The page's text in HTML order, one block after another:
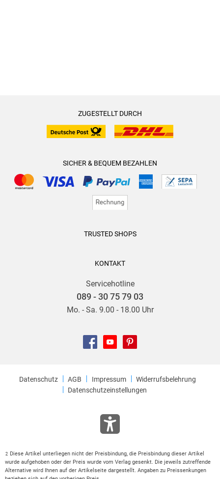
ZUGESTELLT DURCH
SICHER & BEQUEM BEZAHLEN
TRUSTED SHOPS
KONTAKT
Servicehotline
089 - 30 75 79 03
Mo. - Sa. 9.00 - 18.00 Uhr
Datenschutz AGB Impressum
Widerrufsbelehrung
Datenschutzeinstellungen
2
Diese Artikel unterliegen nicht der Preisbindung, die Preisbindung dieser Artikel
wurde aufgehoben oder der Preis wurde vom Verlag gesenkt. Die jeweils zutreffende
Alternative wird Ihnen auf der Artikelseite dargestellt. Angaben zu Preissenkungen